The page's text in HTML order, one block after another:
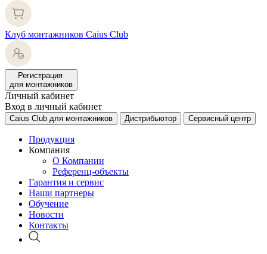
Клуб монтажников Caius Club
Регистрация
для монтажников
Личный кабинет
Вход в личный кабинет
Caius Club для монтажников Дистрибьютор Сервисный центр
Продукция
Компания
О Компании
Референц-объекты
Гарантия и сервис
Наши партнеры
Обучение
Новости
Контакты